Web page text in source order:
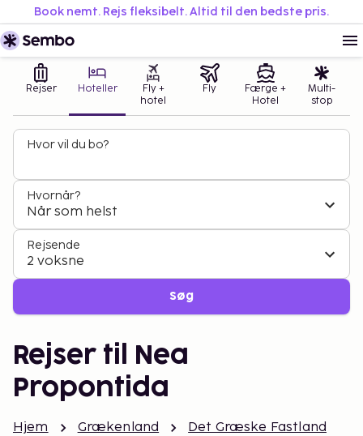
Book nemt. Rejs fleksibelt. Altid til den bedste pris.
Rejser Hoteller
Fly +
hotel
Fly
Færge +
Hotel
Multi-
stop
Hvor vil du bo?
Hvornår?
Når som helst
Rejsende
2 voksne
Søg
Rejser til Nea
Propontida
Hjem Grækenland
Det Græske Fastland